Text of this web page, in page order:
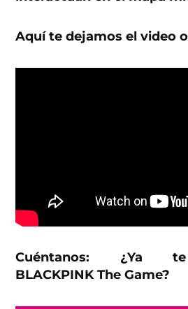
Aquí te dejamos el video
Cuéntanos: ¿Ya te
BLACKPINK The Game?